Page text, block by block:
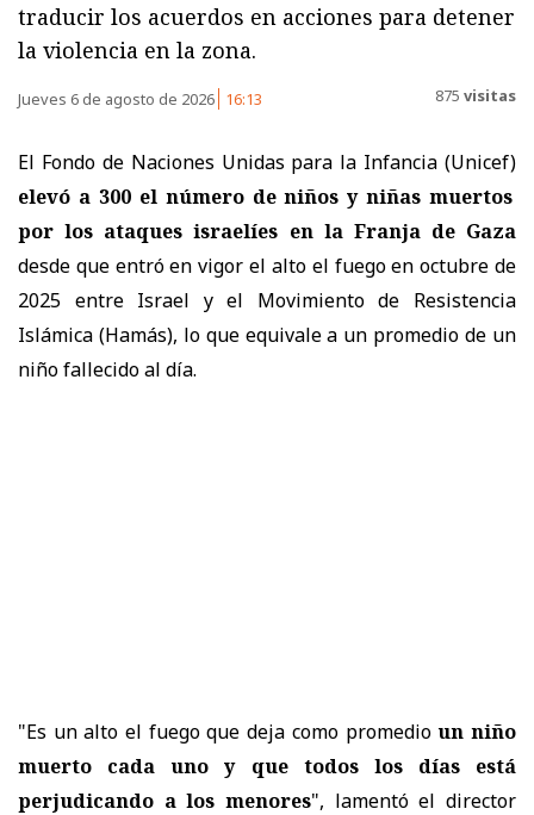
traducir los acuerdos en acciones para detener
la violencia en la zona.
Jueves 6 de agosto de 2026 16:13 875 visitas
El Fondo de Naciones Unidas para la Infancia (Unicef)
elevó a 300 el número de niños y niñas muertos
por los ataques israelíes en la Franja de Gaza
desde que entró en vigor el alto el fuego en octubre de
2025 entre Israel y el Movimiento de Resistencia
Islámica (Hamás), lo que equivale a un promedio de un
niño fallecido al día.
"Es un alto el fuego que deja como promedioun niño
muerto cada uno y que todos los días está
perjudicando a los menores", lamentó el director